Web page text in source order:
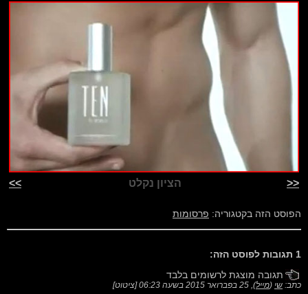
<< הציון נקלט >>
הפוסט הזה בקטגוריה: פרסומות
1 תגובות לפוסט הזה:
תגובה מוצגת לרשומים בלבד
כתב: שי (מייל), 25 בפברואר 2015 בשעה 06:23 [ציטוט]